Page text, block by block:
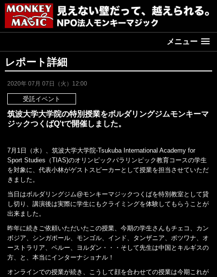
メニュー
レポート詳細
2020年 07月 07日（火）12:00
受託イベント
筑波大学大学院の特別授業をボルダリングジムモンキーマ
ジックつくばQ'tで開催しました。
7月1日（水）、筑波大学大学院-Tsukuba International Academy for
Sport Studies（TIAS)のオリンピックパラリンピック教育コースの学生
を対象に、代表小林がゲストスピーカーとして授業を担当させていただ
きました。
当日はボルダリングジム@モンキーマジックつくばを特別教室として貸
し切り、講演後は実際に学生にもクライミングを体験してもらうことが
出来ました。
昨年に続きご依頼いただいたこの授業、今期の学生さんもチェコ、カン
ボジア、シンガポール、モンゴル、インド、タンザニア、ボツワナ、オ
ーストラリア、ペルー、ヨルダン・・・そして先生は中国とキルギスの
方、と、本当にインターナショナル！
オンラインでの授業が続き、こうして顔を合わせての授業は今期これが